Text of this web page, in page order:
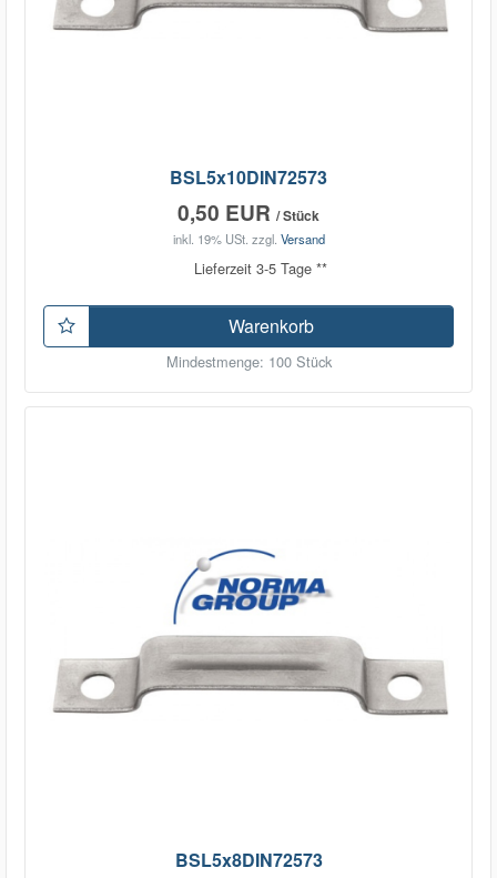
BSL5x10DIN72573
0,50 EUR / Stück
inkl. 19% USt. zzgl. Versand
Lieferzeit 3-5 Tage **
Warenkorb
Mindestmenge: 100 Stück
BSL5x8DIN72573